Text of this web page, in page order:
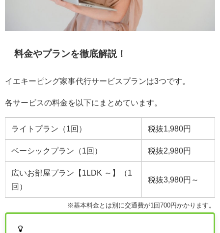
料金やプランを徹底解説！
イエキーピング家事代行サービスプランは3つです。
各サービスの料金を以下にまとめています。
ライトプラン（1回） 税抜1,980円
ベーシックプラン（1回） 税抜2,980円
広いお部屋プラン【1LDK ～】（1
回）
税抜3,980円～
※基本料金とは別に交通費が1回700円かかります。